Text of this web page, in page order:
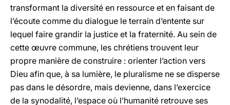
transformant la diversité en ressource et en faisant de
l’écoute comme du dialogue le terrain d’entente sur
lequel faire grandir la justice et la fraternité. Au sein de
cette œuvre commune, les chrétiens trouvent leur
propre manière de construire : orienter l’action vers
Dieu afin que, à sa lumière, le pluralisme ne se disperse
pas dans le désordre, mais devienne, dans l’exercice
de la synodalité, l’espace où l’humanité retrouve ses